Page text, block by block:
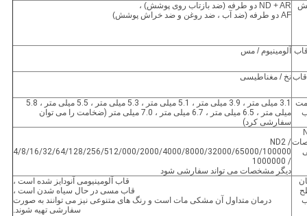
ND + AR دو طرفه (ضد بازتاب روی پوشش) ،
AF دو طرفه (ضد آب ، ضد روغن و ضد خراش پوشش)
آلومینیوم / مس
نخ / مغناطیسی
3.1 میلی متر ، 3.9 میلی متر ، 5.1 میلی متر ، 5.3 میلی متر ، 5.5 میلی متر ، 5.8
میلی متر ، 6.5 میلی متر ، 6.7 میلی متر ، 7.0 میلی متر (ضخامت را می توان
سفارشی کرد)
ND2 /
4/8/16/32/64/128/256/512/000/2000/4000/8000/32000/65000/100000
/ 1000000
دیگرمشخصاتمی تواند سفارشی شود
قاب آلومینیومی آنودایز شده است ،
قاب مسی در حال سیاه شدن است ،
درمان متداول آن مشکی مات است و رنگ های متنوعی نیز می توانند به صورت
سفارشی تهیه شوند.